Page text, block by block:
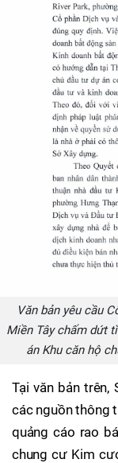
Văn bản yêu cầu
Miền Tây chấm dứt
án Khu căn hộ
Tại văn bản trên,
các nguồn thông
quảng cáo rao
chung cư Kim